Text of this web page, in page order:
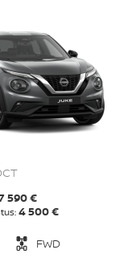
590 €
4 500 €
FWD